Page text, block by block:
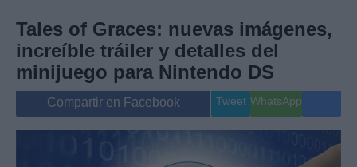
Viajes
Gente
Musica
Tales of Graces: nuevas imágenes,
increíble tráiler y detalles del
minijuego para Nintendo DS
Compartir en Facebook Tweet WhatsApp